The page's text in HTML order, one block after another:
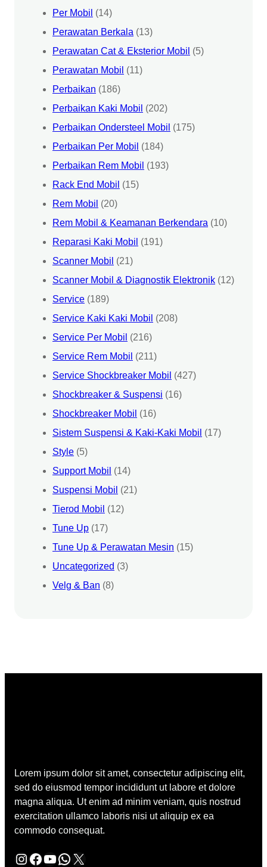
Per Mobil (14)
Perawatan Berkala (13)
Perawatan Cat & Eksterior Mobil (5)
Perawatan Mobil (11)
Perbaikan (186)
Perbaikan Kaki Mobil (202)
Perbaikan Ondersteel Mobil (175)
Perbaikan Per Mobil (184)
Perbaikan Rem Mobil (193)
Rack End Mobil (15)
Rem Mobil (20)
Rem Mobil & Keamanan Berkendara (10)
Reparasi Kaki Mobil (191)
Scanner Mobil (21)
Scanner Mobil & Diagnostik Elektronik (12)
Service (189)
Service Kaki Kaki Mobil (208)
Service Per Mobil (216)
Service Rem Mobil (211)
Service Shockbreaker Mobil (427)
Shockbreaker & Suspensi (16)
Shockbreaker Mobil (16)
Sistem Suspensi & Kaki-Kaki Mobil (17)
Style (5)
Support Mobil (14)
Suspensi Mobil (21)
Tierod Mobil (12)
Tune Up (17)
Tune Up & Perawatan Mesin (15)
Uncategorized (3)
Velg & Ban (8)
Lorem ipsum dolor sit amet, consectetur adipiscing elit,
sed do eiusmod tempor incididunt ut labore et dolore
magna aliqua. Ut enim ad minim veniam, quis nostrud
exercitation ullamco laboris nisi ut aliquip ex ea
commodo consequat.
Instagram Facebook YouTube WhatsApp X